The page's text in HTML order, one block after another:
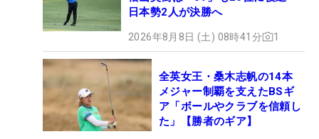
日本勢2人が決勝へ
2026年8月8日 (土) 08時41分 1
全英女王・桑木志帆の14本
メジャー制覇を支えたBSギ
ア「ボールやクラブを信頼し
た」【勝者のギア】